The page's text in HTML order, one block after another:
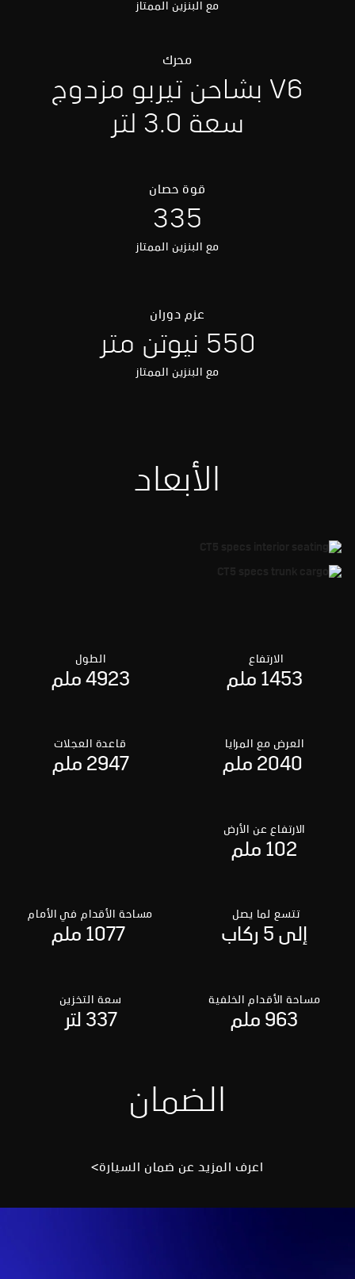
مع البنزين الممتاز
محرك
V6 بشاحن تيربو مزدوج
سعة 3.0 لتر
قوة حصان
335
مع البنزين الممتاز
عزم دوران
550 نيوتن متر
مع البنزين الممتاز
الأبعاد
الارتفاع
1453 ملم
الطول
4923 ملم
العرض مع المرايا قاعدة العجلات
2947 ملم
الارتفاع عن الأرض
102 ملم
تتسع لما يصل
إلى 5 ركاب
مساحة الأقدام في الأمام
مساحة الأقدام الخلفية
963 ملم
سعة التخزين
337 لتر
الضمان
اعرف المزيد عن ضمان السيارة>